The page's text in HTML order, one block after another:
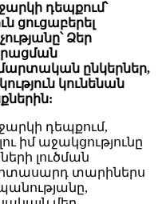
դեպքում՝
ցուցաբերել
Ձեր
ընկերներ,
կունենան
դեպքում,
իմ աջակցությունը
լուծման
տարիներս